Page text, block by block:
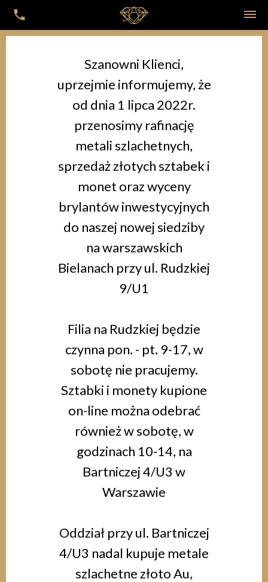
Szanowni Klienci,
uprzejmie informujemy, że
od dnia 1 lipca 2022r.
przenosimy rafinację
metali szlachetnych,
sprzedaż złotych sztabek i
monet oraz wyceny
brylantów inwestycyjnych
do naszej nowej siedziby
na warszawskich
Bielanach przy ul. Rudzkiej
9/U1
Filia na Rudzkiej będzie
czynna pon. - pt. 9-17, w
sobotę nie pracujemy.
Sztabki i monety kupione
on-line można odebrać
również w sobotę, w
godzinach 10-14, na
Bartniczej 4/U3 w
Warszawie
Oddział przy ul. Bartniczej
4/U3 nadal kupuje metale
szlachetne złoto Au,